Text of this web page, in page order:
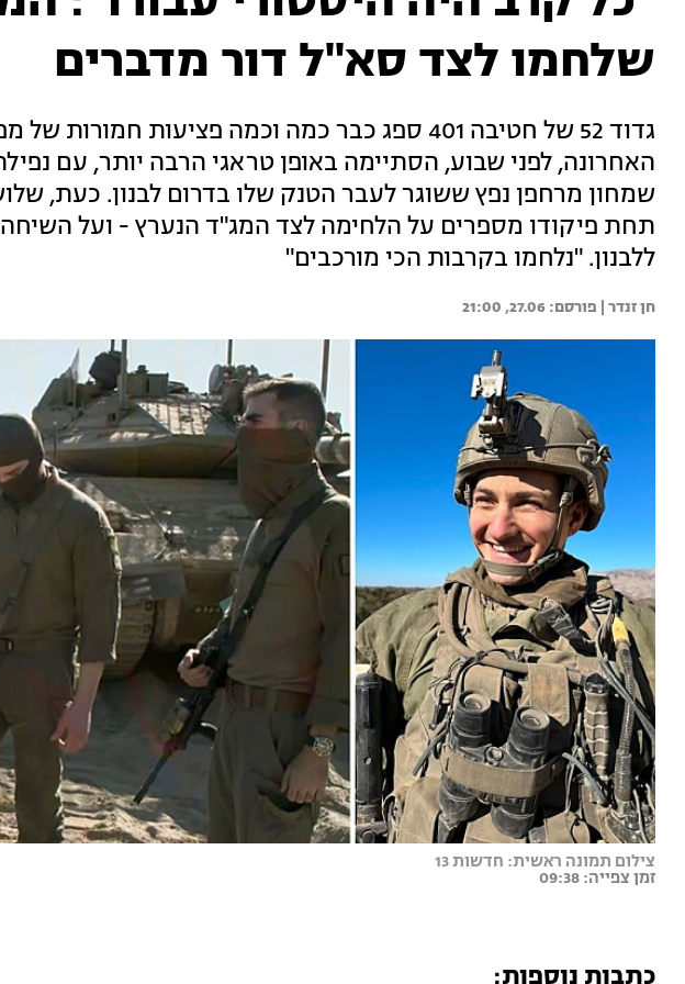
שלחמו לצד סא"ל דור מדברים
גדוד 52 של חטיבה 401 ספג כבר כמה וכמה פציעות
האחרונה, לפני שבוע, הסתיימה באופן טראגי הרבה יותר, עם
שמחון מרחפן נפץ ששוגר לעבר הטנק שלו בדרום לבנון. כעת,
תחת פיקודו מספרים על הלחימה לצד המג"ד הנערץ - ועל השיחה
ללבנון. "נלחמו בקרבות הכי מורכבים"
חן זנדר | 27.06, 21:00
צילום תמונה ראשית: חדשות 13
זמן צפייה: 09:38